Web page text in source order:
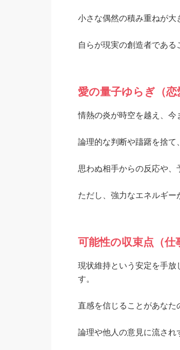
小さな偶然の積み重ねが大
自らが現実の創造者である
愛の量子ゆらぎ（恋
情熱の炎が時空を越え、今
論理的な判断や躊躇を捨て
思わぬ相手からの反応や、
ただし、強力なエネルギー
可能性の収束点（仕
現状維持という安定を手放
す。
直感を信じることがあなた
論理や他人の意見に流され